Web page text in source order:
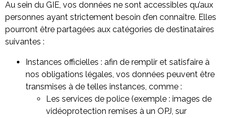
Au sein du GIE, vos données ne sont accessibles qu’aux
personnes ayant strictement besoin d’en connaître. Elles
pourront être partagées aux catégories de destinataires
suivantes :
Instances officielles : afin de remplir et satisfaire à
nos obligations légales, vos données peuvent être
transmises à de telles instances, comme :
Les services de police (exemple : images de
vidéoprotection remises à un OPJ, sur